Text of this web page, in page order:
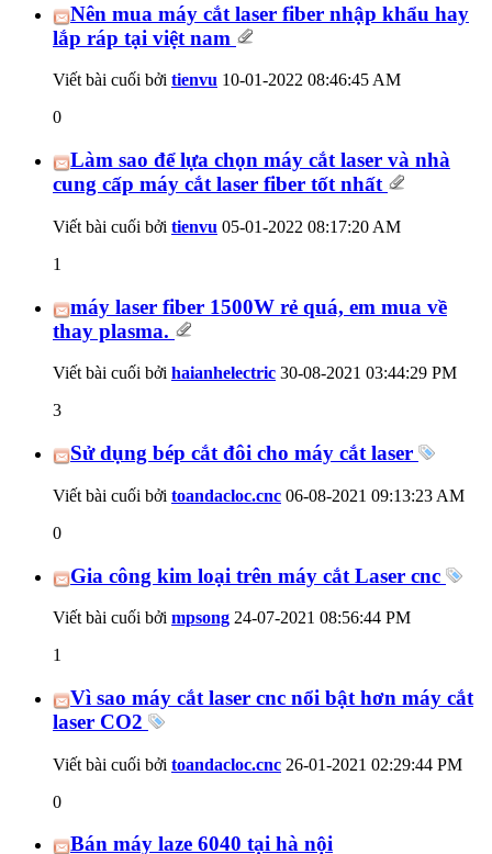
Nên mua máy cắt laser fiber nhập khẩu hay
lắp ráp tại việt nam
Viết bài cuối bởi tienvu 10-01-2022 08:46:45 AM
0
Làm sao để lựa chọn máy cắt laser và nhà
cung cấp máy cắt laser fiber tốt nhất
Viết bài cuối bởi tienvu 05-01-2022 08:17:20 AM
1
máy laser fiber 1500W rẻ quá, em mua về
thay plasma.
Viết bài cuối bởi haianhelectric 30-08-2021 03:44:29 PM
3
Sử dụng bép cắt đôi cho máy cắt laser
Viết bài cuối bởi toandacloc.cnc 06-08-2021 09:13:23 AM
0
Gia công kim loại trên máy cắt Laser cnc
Viết bài cuối bởi mpsong 24-07-2021 08:56:44 PM
1
Vì sao máy cắt laser cnc nổi bật hơn máy cắt
laser CO2
Viết bài cuối bởi toandacloc.cnc 26-01-2021 02:29:44 PM
0
Bán máy laze 6040 tại hà nội